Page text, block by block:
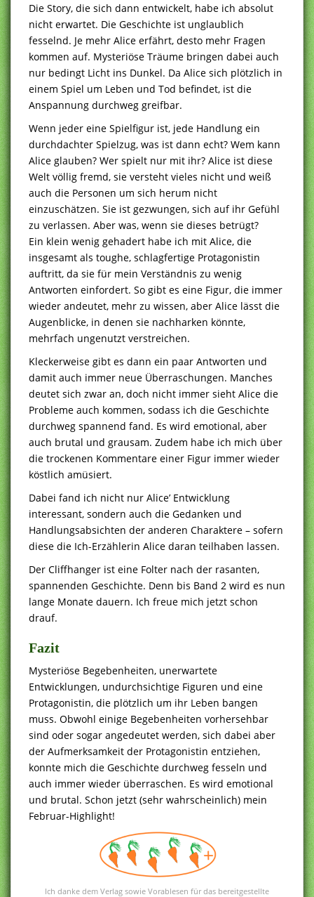
Die Story, die sich dann entwickelt, habe ich absolut
nicht erwartet. Die Geschichte ist unglaublich
fesselnd. Je mehr Alice erfährt, desto mehr Fragen
kommen auf. Mysteriöse Träume bringen dabei auch
nur bedingt Licht ins Dunkel. Da Alice sich plötzlich in
einem Spiel um Leben und Tod befindet, ist die
Anspannung durchweg greifbar.
Wenn jeder eine Spielfigur ist, jede Handlung ein
durchdachter Spielzug, was ist dann echt? Wem kann
Alice glauben? Wer spielt nur mit ihr? Alice ist diese
Welt völlig fremd, sie versteht vieles nicht und weiß
auch die Personen um sich herum nicht
einzuschätzen. Sie ist gezwungen, sich auf ihr Gefühl
zu verlassen. Aber was, wenn sie dieses betrügt?
Ein klein wenig gehadert habe ich mit Alice, die
insgesamt als toughe, schlagfertige Protagonistin
auftritt, da sie für mein Verständnis zu wenig
Antworten einfordert. So gibt es eine Figur, die immer
wieder andeutet, mehr zu wissen, aber Alice lässt die
Augenblicke, in denen sie nachharken könnte,
mehrfach ungenutzt verstreichen.
Kleckerweise gibt es dann ein paar Antworten und
damit auch immer neue Überraschungen. Manches
deutet sich zwar an, doch nicht immer sieht Alice die
Probleme auch kommen, sodass ich die Geschichte
durchweg spannend fand. Es wird emotional, aber
auch brutal und grausam. Zudem habe ich mich über
die trockenen Kommentare einer Figur immer wieder
köstlich amüsiert.
Dabei fand ich nicht nur Alice’ Entwicklung
interessant, sondern auch die Gedanken und
Handlungsabsichten der anderen Charaktere – sofern
diese die Ich-Erzählerin Alice daran teilhaben lassen.
Der Cliffhanger ist eine Folter nach der rasanten,
spannenden Geschichte. Denn bis Band 2 wird es nun
lange Monate dauern. Ich freue mich jetzt schon
drauf.
Fazit
Mysteriöse Begebenheiten, unerwartete
Entwicklungen, undurchsichtige Figuren und eine
Protagonistin, die plötzlich um ihr Leben bangen
muss. Obwohl einige Begebenheiten vorhersehbar
sind oder sogar angedeutet werden, sich dabei aber
der Aufmerksamkeit der Protagonistin entziehen,
konnte mich die Geschichte durchweg fesseln und
auch immer wieder überraschen. Es wird emotional
und brutal. Schon jetzt (sehr wahrscheinlich) mein
Februar-Highlight!
Ich danke dem Verlag sowie Vorablesen für das bereitgestellte